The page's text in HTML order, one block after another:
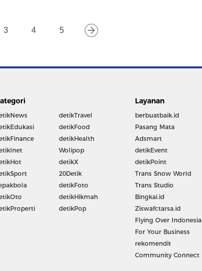
3 4 5
detikTravel
detikFood
detikHealth
Wolipop
detikX
20Detik
detikFoto
detikHikmah
detikPop
Layanan
berbuatbaik.id
Pasang Mata
Adsmart
detikEvent
detikPoint
Trans Snow World
Trans Studio
Bingkai.id
Ziswafctarsa.id
Flying Over Indonesia
For Your Business
rekomendit
Community Connect